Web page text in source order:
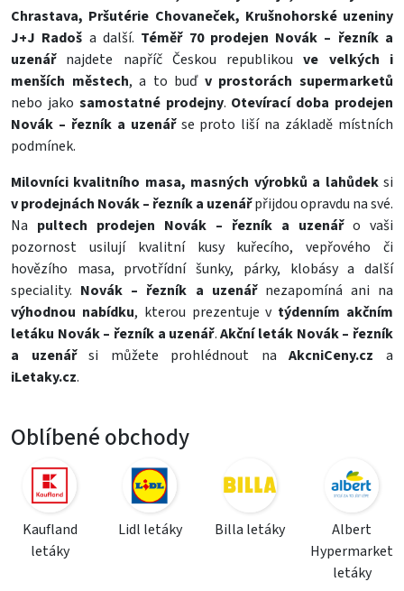
Chrastava, Pršutérie Chovaneček, Krušnohorské uzeniny
J+J Radoš a další. Téměř 70 prodejen Novák – řezník a
uzenářnajdete napříč Českou republikouve velkých i
menších městech, a to buď v prostorách supermarketů
nebo jako samostatné prodejny. Otevírací doba prodejen
Novák – řezník a uzenářse proto liší na základě místních
podmínek.
Milovníci kvalitního masa, masných výrobků a lahůdeksi
v prodejnách Novák – řezník a uzenářpřijdou opravdu na své.
Na pultech prodejen Novák – řezník a uzenářo vaši
pozornost usilují kvalitní kusy kuřecího,vepřového či
hovězího masa, prvotřídníšunky, párky, klobásya další
speciality. Novák – řezník a uzenář nezapomíná ani na
výhodnou nabídku, kterou prezentuje v týdenním akčním
letáku Novák – řezník a uzenář.Akční leták Novák – řezník
a uzenářsi můžete prohlédnout naAkcniCeny.cz
a
iLetaky.cz.
Oblíbené obchody
Kaufland
letáky
Lidl letáky Billa letáky
Albert
Hypermarket
letáky